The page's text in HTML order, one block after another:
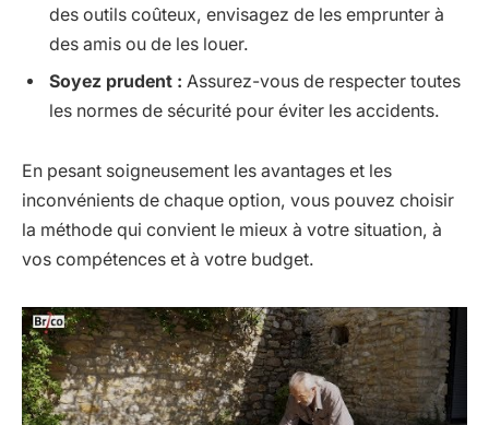
des outils coûteux, envisagez de les emprunter à
des amis ou de les louer.
Soyez prudent : Assurez-vous de respecter toutes
les normes de sécurité pour éviter les accidents.
En pesant soigneusement les avantages et les
inconvénients de chaque option, vous pouvez choisir
la méthode qui convient le mieux à votre situation, à
vos compétences et à votre budget.